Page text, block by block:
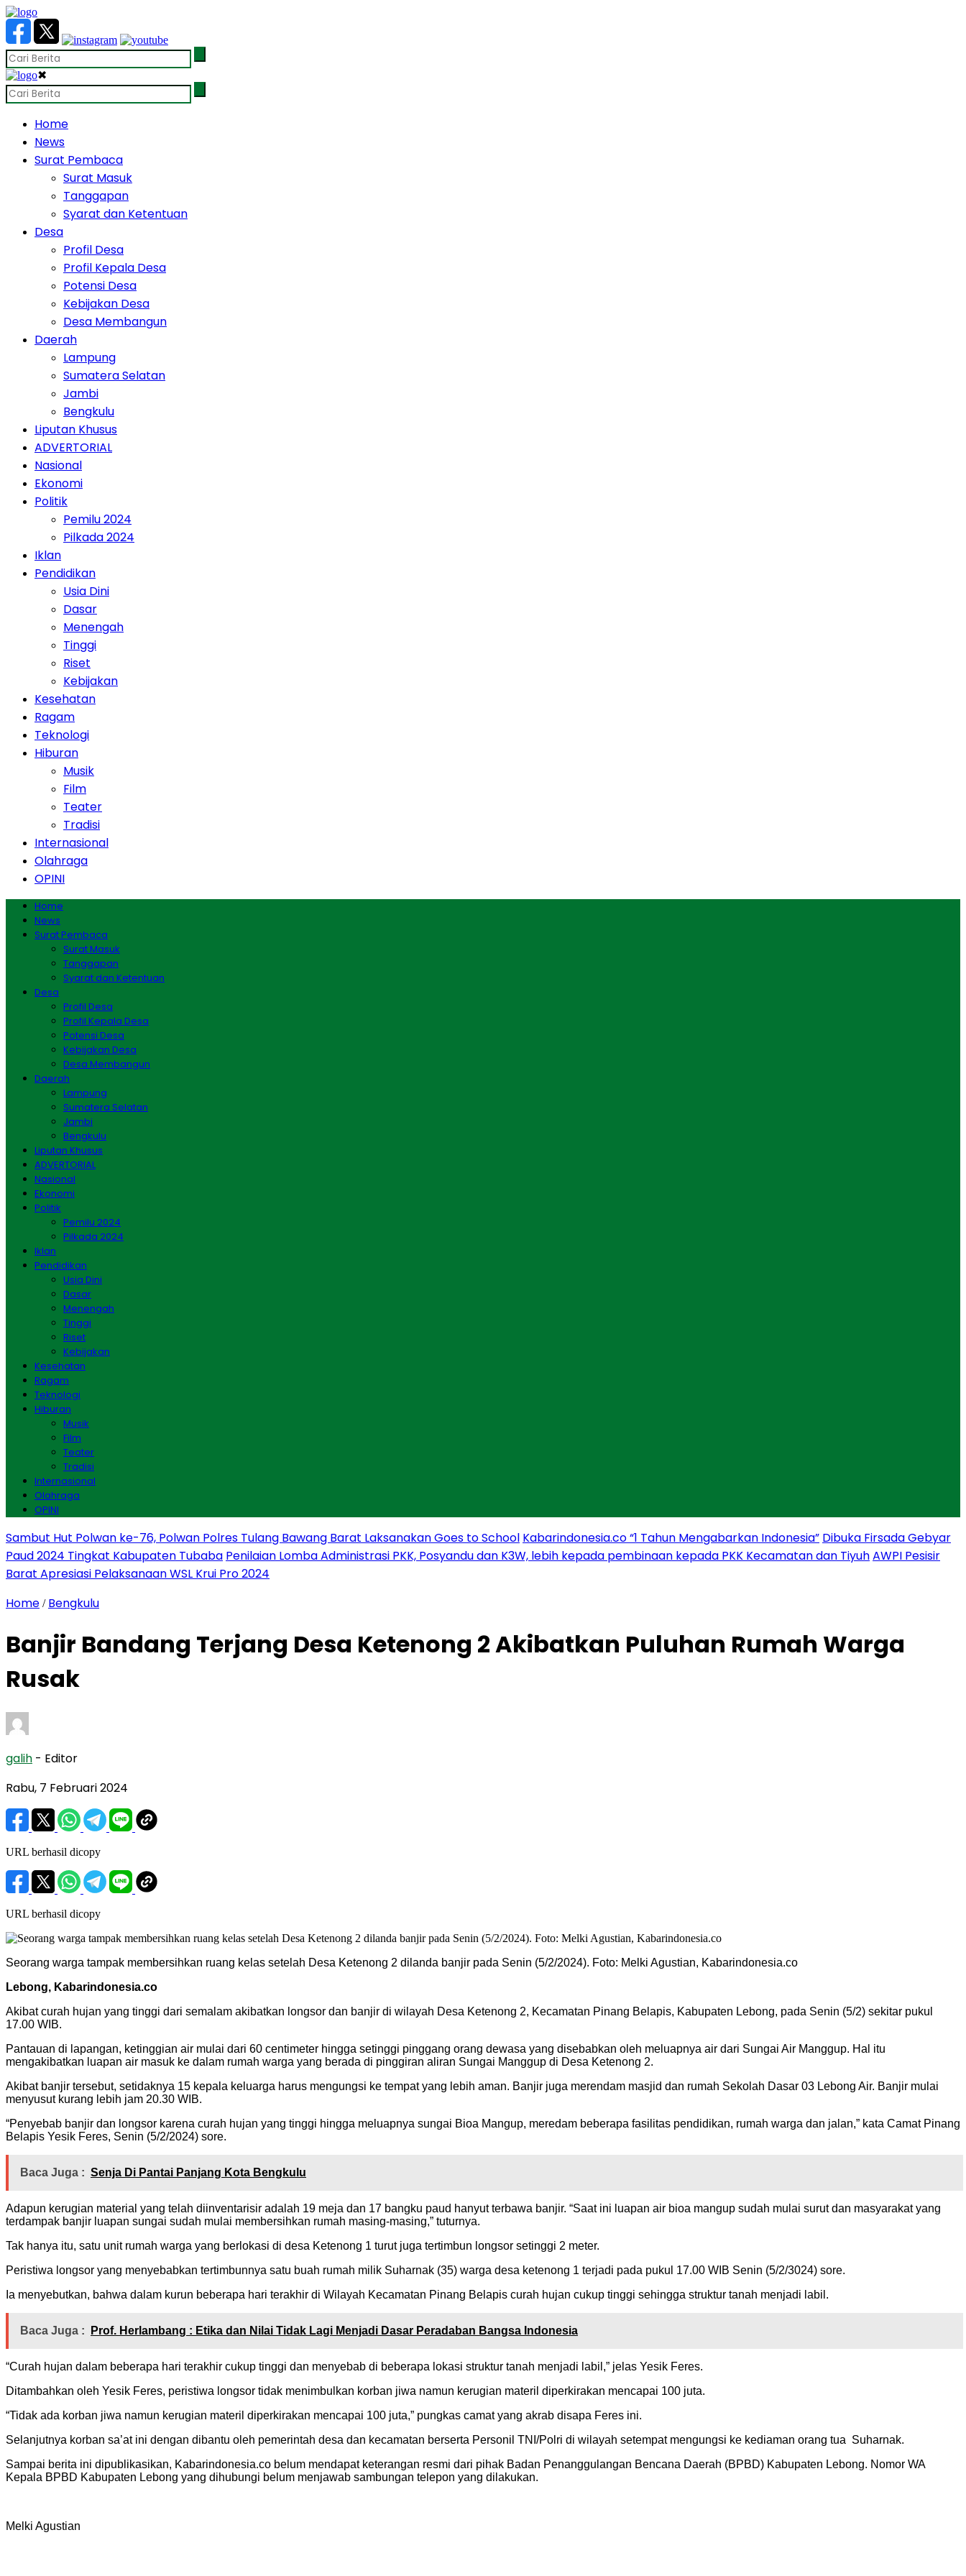
✖
Home
News
Surat Pembaca
Surat Masuk
Tanggapan
Syarat dan Ketentuan
Desa
Profil Desa
Profil Kepala Desa
Potensi Desa
Kebijakan Desa
Desa Membangun
Daerah
Lampung
Sumatera Selatan
Jambi
Bengkulu
Liputan Khusus
ADVERTORIAL
Nasional
Ekonomi
Politik
Pemilu 2024
Pilkada 2024
Iklan
Pendidikan
Usia Dini
Dasar
Menengah
Tinggi
Riset
Kebijakan
Kesehatan
Ragam
Teknologi
Hiburan
Musik
Film
Teater
Tradisi
Internasional
Olahraga
OPINI
Home
News
Surat Pembaca
Surat Masuk
Tanggapan
Syarat dan Ketentuan
Desa
Profil Desa
Profil Kepala Desa
Potensi Desa
Kebijakan Desa
Desa Membangun
Daerah
Lampung
Sumatera Selatan
Jambi
Bengkulu
Liputan Khusus
ADVERTORIAL
Nasional
Ekonomi
Politik
Pemilu 2024
Pilkada 2024
Iklan
Pendidikan
Usia Dini
Dasar
Menengah
Tinggi
Riset
Kebijakan
Kesehatan
Ragam
Teknologi
Hiburan
Musik
Film
Teater
Tradisi
Internasional
Olahraga
OPINI
Sambut Hut Polwan ke-76, Polwan Polres Tulang Bawang Barat Laksanakan Goes to School Kabarindonesia.co “1 Tahun Mengabarkan Indonesia” Dibuka Firsada Gebyar
Paud 2024 Tingkat Kabupaten Tubaba Penilaian Lomba Administrasi PKK, Posyandu dan K3W, lebih kepada pembinaan kepada PKK Kecamatan dan TiyuhAWPI Pesisir
Barat Apresiasi Pelaksanaan WSL Krui Pro 2024
Home / Bengkulu
Banjir Bandang Terjang Desa Ketenong 2 Akibatkan Puluhan Rumah Warga
Rusak
galih - Editor
Rabu, 7 Februari 2024
URL berhasil dicopy
URL berhasil dicopy
Seorang warga tampak membersihkan ruang kelas setelah Desa Ketenong 2 dilanda banjir pada Senin (5/2/2024). Foto: Melki Agustian, Kabarindonesia.co
Lebong, Kabarindonesia.co
Akibat curah hujan yang tinggi dari semalam akibatkan longsor dan banjir di wilayah Desa Ketenong 2, Kecamatan Pinang Belapis, Kabupaten Lebong, pada Senin (5/2) sekitar pukul
17.00 WIB.
Pantauan di lapangan, ketinggian air mulai dari 60 centimeter hingga setinggi pinggang orang dewasa yang disebabkan oleh meluapnya air dari Sungai Air Manggup. Hal itu
mengakibatkan luapan air masuk ke dalam rumah warga yang berada di pinggiran aliran Sungai Manggup di Desa Ketenong 2.
Akibat banjir tersebut, setidaknya 15 kepala keluarga harus mengungsi ke tempat yang lebih aman. Banjir juga merendam masjid dan rumah Sekolah Dasar 03 Lebong Air. Banjir mulai
menyusut kurang lebih jam 20.30 WIB.
“Penyebab banjir dan longsor karena curah hujan yang tinggi hingga meluapnya sungai Bioa Mangup, meredam beberapa fasilitas pendidikan, rumah warga dan jalan,” kata Camat Pinang
Belapis Yesik Feres, Senin (5/2/2024) sore.
Baca Juga : Senja Di Pantai Panjang Kota Bengkulu
Adapun kerugian material yang telah diinventarisir adalah 19 meja dan 17 bangku paud hanyut terbawa banjir. “Saat ini luapan air bioa mangup sudah mulai surut dan masyarakat yang
terdampak banjir luapan sungai sudah mulai membersihkan rumah masing-masing,” tuturnya.
Tak hanya itu, satu unit rumah warga yang berlokasi di desa Ketenong 1 turut juga tertimbun longsor setinggi 2 meter.
Peristiwa longsor yang menyebabkan tertimbunnya satu buah rumah milik Suharnak (35) warga desa ketenong 1 terjadi pada pukul 17.00 WIB Senin (5/2/3024) sore.
Ia menyebutkan, bahwa dalam kurun beberapa hari terakhir di Wilayah Kecamatan Pinang Belapis curah hujan cukup tinggi sehingga struktur tanah menjadi labil.
Baca Juga : Prof. Herlambang : Etika dan Nilai Tidak Lagi Menjadi Dasar Peradaban Bangsa Indonesia
“Curah hujan dalam beberapa hari terakhir cukup tinggi dan menyebab di beberapa lokasi struktur tanah menjadi labil,” jelas Yesik Feres.
Ditambahkan oleh Yesik Feres, peristiwa longsor tidak menimbulkan korban jiwa namun kerugian materil diperkirakan mencapai 100 juta.
“Tidak ada korban jiwa namun kerugian materil diperkirakan mencapai 100 juta,” pungkas camat yang akrab disapa Feres ini.
Selanjutnya korban sa’at ini dengan dibantu oleh pemerintah desa dan kecamatan berserta Personil TNI/Polri di wilayah setempat mengungsi ke kediaman orang tua Suharnak.
Sampai berita ini dipublikasikan, Kabarindonesia.co belum mendapat keterangan resmi dari pihak Badan Penanggulangan Bencana Daerah (BPBD) Kabupaten Lebong. Nomor WA
Kepala BPBD Kabupaten Lebong yang dihubungi belum menjawab sambungan telepon yang dilakukan.
Melki Agustian